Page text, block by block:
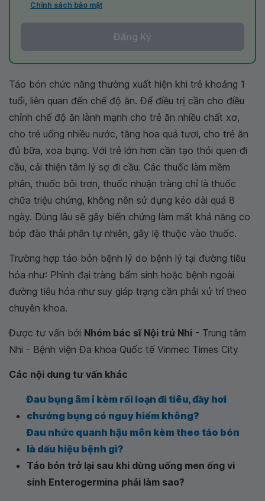
Chính sách bảo mật
Đăng Ký
Táo bón chức năng thường xuất hiện khi trẻ khoảng 1
tuổi, liên quan đến chế độ ăn. Để điều trị cần cho điều
chỉnh chế độ ăn lành mạnh cho trẻ ăn nhiều chất xơ,
cho trẻ uống nhiều nước, tăng hoa quả tươi, cho trẻ ăn
đủ bữa, xoa bụng. Với trẻ lớn hơn cần tạo thói quen đi
cầu, cải thiện tâm lý sợ đi cầu. Các thuốc làm mềm
phân, thuốc bôi trơn, thuốc nhuận tràng chỉ là thuốc
chữa triệu chứng, không nên sử dụng kéo dài quá 8
ngày. Dùng lâu sẽ gây biến chứng làm mất khả năng co
bóp đào thải phân tự nhiên, gây lệ thuộc vào thuốc.
Trường hợp táo bón bệnh lý do bệnh lý tại đường tiêu
hóa như: Phình đại tràng bẩm sinh hoặc bệnh ngoài
đường tiêu hóa như suy giáp trạng cần phải xử trí theo
chuyên khoa.
Được tư vấn bởi Nhóm bác sĩ Nội trú Nhi - Trung tâm
Nhi - Bệnh viện Đa khoa Quốc tế Vinmec Times City
Các nội dung tư vấn khác
Đau bụng âm ỉ kèm rối loạn đi tiêu, đầy hơi
chướng bụng có nguy hiểm không?
Đau nhức quanh hậu môn kèm theo táo bón
là dấu hiệu bệnh gì?
Táo bón trở lại sau khi dừng uống men ống vi
sinh Enterogermina phải làm sao?